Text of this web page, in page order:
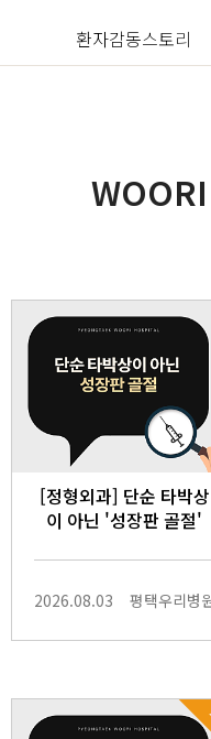
환자감동스토리
[정형외과] 단순 타박상
이 아닌 '성장판 골절'
2026.08.03 평택우리병